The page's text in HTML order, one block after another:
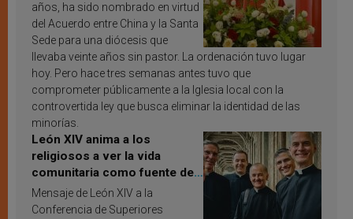
años, ha sido nombrado en virtud
del Acuerdo entre China y la Santa
Sede para una diócesis que
llevaba veinte años sin pastor. La ordenación tuvo lugar
hoy. Pero hace tres semanas antes tuvo que
comprometer públicamente a la Iglesia local con la
controvertida ley que busca eliminar la identidad de las
minorías.
León XIV anima a los
religiosos a ver la vida
comunitaria como fuente de
inspiración y santificación
Mensaje de León XIV a la
Conferencia de Superiores